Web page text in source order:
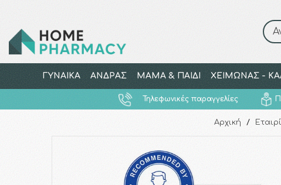
ΓΥΝΑΙΚΑ ΑΝΔΡΑΣ ΜΑΜΑ & ΠΑΙΔΙ ΧΕΙΜΩΝΑΣ -
Τηλεφωνικές παραγγελίες
Αρχική /